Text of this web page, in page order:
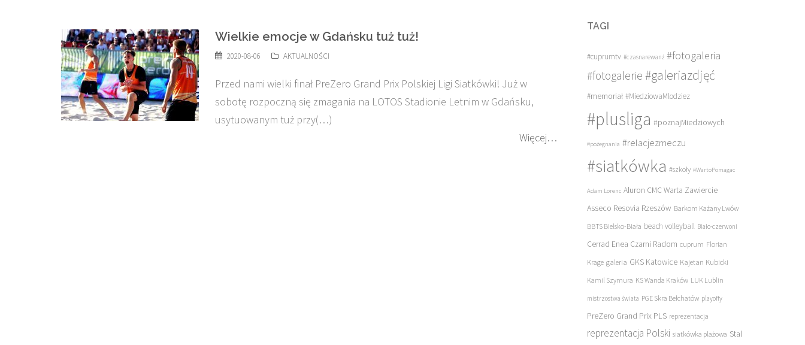
Wielkie emocje w Gdańsku tuż tuż!
2020-08-06 AKTUALNOŚCI
Przed nami wielki finał PreZero Grand Prix Polskiej Ligi Siatkówki! Już w
sobotę rozpoczną się zmagania na LOTOS Stadionie Letnim w Gdańsku,
usytuowanym tuż przy(…)
Więcej…
TAGI
#cuprumtv #czasnarewanż #fotogaleria
#fotogalerie #galeriazdjęć
#memoriał #MiedziowaMlodziez
#plusliga #poznajMiedziowych
#pożegnania #relacjezmeczu
#siatkówka #szkoły #WartoPomagac
Adam Lorenc Aluron CMC Warta Zawiercie
Asseco Resovia Rzeszów Barkom Każany Lwów
BBTS Bielsko-Biała beach volleyball Biało-czerwoni
Cerrad Enea Czarni Radom cuprum Florian
Krage galeria GKS Katowice Kajetan Kubicki
Kamil Szymura KS Wanda Kraków LUK Lublin
mistrzostwa świata PGE Skra Bełchatów playoffy
PreZero Grand Prix PLS reprezentacja
reprezentacja Polski siatkówka plażowa Stal